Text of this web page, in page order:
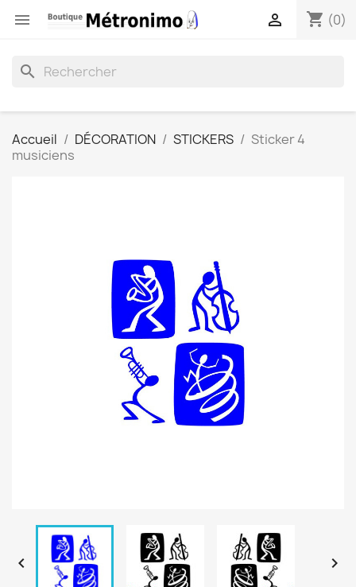
 shopping_cart (0)

search
Accueil DÉCORATION STICKERS
Sticker 4
musiciens
 